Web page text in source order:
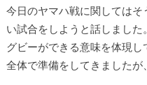
今日のヤマハ戦に関しては
い試合をしようと話しまし
グビーができる意味を体現
全体で準備をしてきましたが